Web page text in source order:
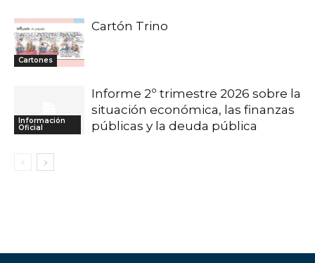
Cartones
Cartón Trino
Información
Oficial
Informe 2º trimestre 2026 sobre la
situación económica, las finanzas
públicas y la deuda pública